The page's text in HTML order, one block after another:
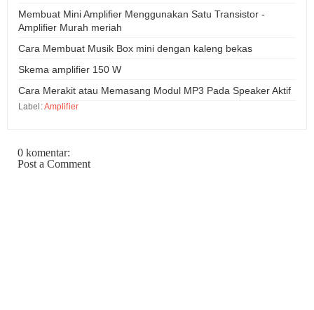
Membuat Mini Amplifier Menggunakan Satu Transistor -
Amplifier Murah meriah
Cara Membuat Musik Box mini dengan kaleng bekas
Skema amplifier 150 W
Cara Merakit atau Memasang Modul MP3 Pada Speaker Aktif
Label:Amplifier
0 komentar:
Post a Comment